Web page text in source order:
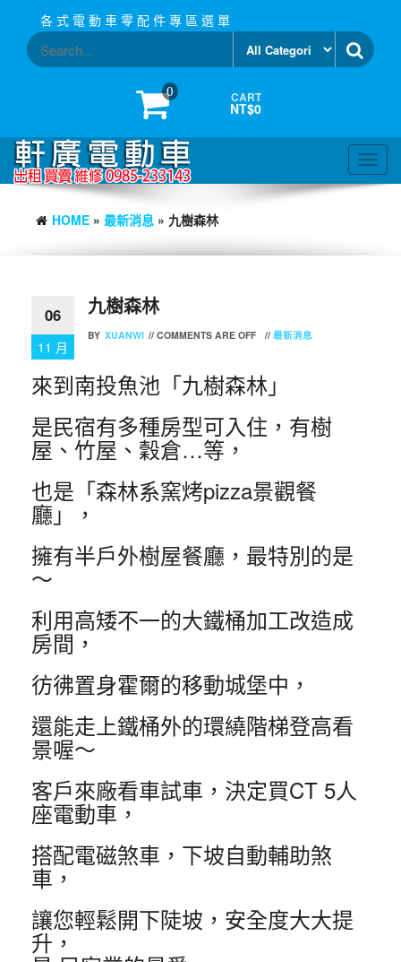
content
各 式 電 動 車 零 配 件 專 區 選 單
0 CART
NT$0
HOME » 最新消息 » 九樹森林
06
11 月
九樹森林
BY XUANWI // COMMENTS ARE OFF // 最新消息
來到南投魚池「九樹森林」
是民宿有多種房型可入住，有樹
屋、竹屋、穀倉…等，
也是「森林系窯烤pizza景觀餐
廳」，
擁有半戶外樹屋餐廳，最特別的是
～
利用高矮不一的大鐵桶加工改造成
房間，
彷彿置身霍爾的移動城堡中，
還能走上鐵桶外的環繞階梯登高看
景喔～
客戶來廠看車試車，決定買CT 5人
座電動車，
搭配電磁煞車，下坡自動輔助煞
車，
讓您輕鬆開下陡坡，安全度大大提
升，